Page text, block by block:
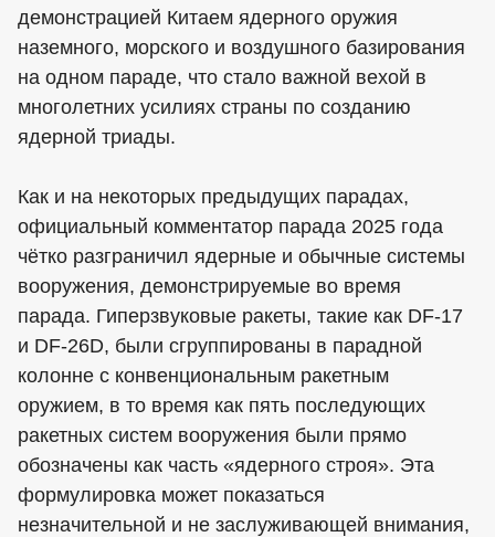
демонстрацией Китаем ядерного оружия
наземного, морского и воздушного базирования
на одном параде, что стало важной вехой в
многолетних усилиях страны по созданию
ядерной триады.
Как и на некоторых предыдущих парадах,
официальный комментатор парада 2025 года
чётко разграничил ядерные и обычные системы
вооружения, демонстрируемые во время
парада. Гиперзвуковые ракеты, такие как DF-17
и DF-26D, были сгруппированы в парадной
колонне с конвенциональным ракетным
оружием, в то время как пять последующих
ракетных систем вооружения были прямо
обозначены как часть «ядерного строя». Эта
формулировка может показаться
незначительной и не заслуживающей внимания,